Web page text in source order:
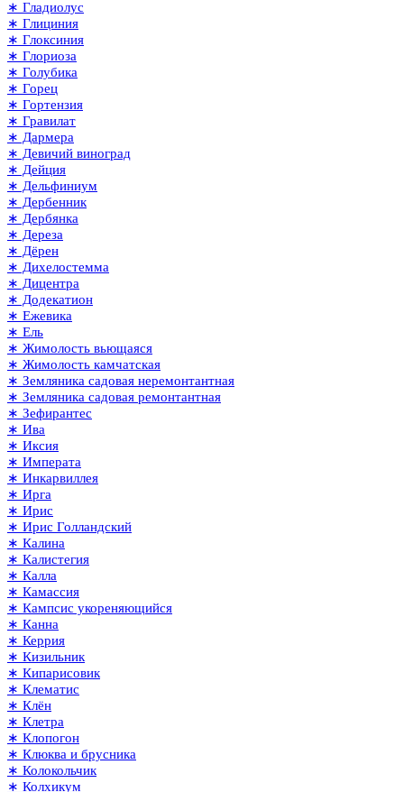
∗ Гладиолус
∗ Глициния
∗ Глоксиния
∗ Глориоза
∗ Голубика
∗ Горец
∗ Гортензия
∗ Гравилат
∗ Дармера
∗ Девичий виноград
∗ Дейция
∗ Дельфиниум
∗ Дербенник
∗ Дербянка
∗ Дереза
∗ Дёрен
∗ Дихелостемма
∗ Дицентра
∗ Додекатион
∗ Ежевика
∗ Ель
∗ Жимолость вьющаяся
∗ Жимолость камчатская
∗ Земляника садовая неремонтантная
∗ Земляника садовая ремонтантная
∗ Зефирантес
∗ Ива
∗ Иксия
∗ Императа
∗ Инкарвиллея
∗ Ирга
∗ Ирис
∗ Ирис Голландский
∗ Калина
∗ Калистегия
∗ Калла
∗ Камассия
∗ Кампсис укореняющийся
∗ Канна
∗ Керрия
∗ Кизильник
∗ Кипарисовик
∗ Клематис
∗ Клён
∗ Клетра
∗ Клопогон
∗ Клюква и брусника
∗ Колокольчик
∗ Колхикум